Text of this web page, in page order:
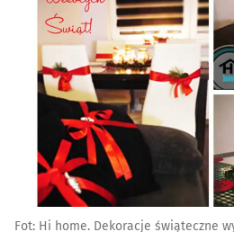
Fot: Hi home. Dekoracje świąteczne